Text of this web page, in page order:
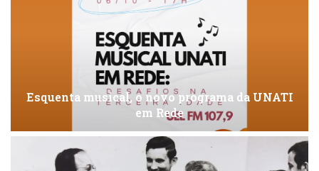
Esquenta musical, o novo programa da UNATI
em Rede